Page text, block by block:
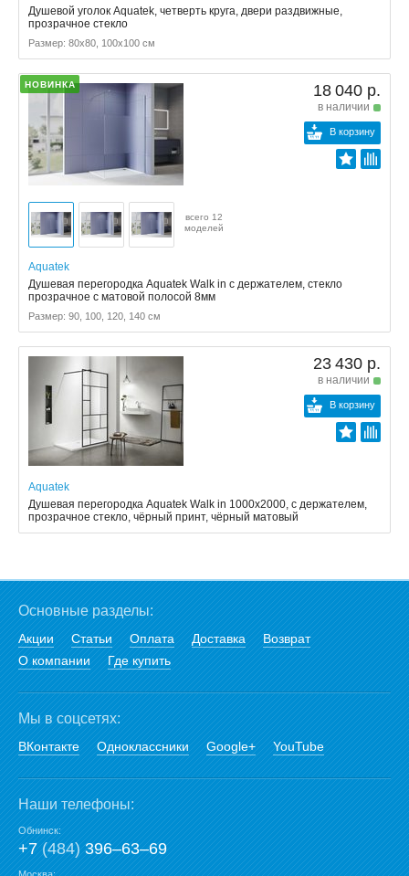
Душевой уголок Aquatek, четверть круга, двери раздвижные,
прозрачное стекло
Размер: 80x80, 100x100 см
НОВИНКА 18 040 р.
в наличии
В корзину
всего 12
моделей
Aquatek
Душевая перегородка Aquatek Walk in с держателем, стекло
прозрачное с матовой полосой 8мм
Размер: 90, 100, 120, 140 см
23 430 р.
в наличии
В корзину
Aquatek
Душевая перегородка Aquatek Walk in 1000x2000, с держателем,
прозрачное стекло, чёрный принт, чёрный матовый
Основные разделы:
Акции Статьи Оплата Доставка
Возврат
О компании
Где купить
Мы в соцсетях:
ВКонтакте Одноклассники Google+ YouTube
Наши телефоны:
Обнинск:
+7(484)396‒63‒69